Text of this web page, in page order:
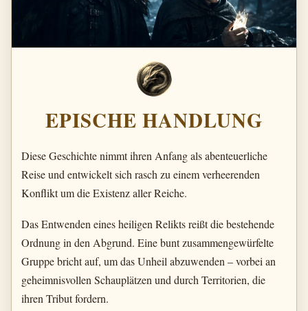
EPISCHE HANDLUNG
Diese Geschichte nimmt ihren Anfang als abenteuerliche
Reise und entwickelt sich rasch zu einem verheerenden
Konflikt um die Existenz aller Reiche.
Das Entwenden eines heiligen Relikts reißt die bestehende
Ordnung in den Abgrund. Eine bunt zusammengewürfelte
Gruppe bricht auf, um das Unheil abzuwenden – vorbei an
geheimnisvollen Schauplätzen und durch Territorien, die
ihren Tribut fordern.